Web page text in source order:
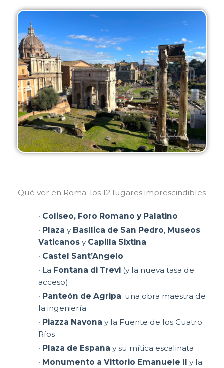
Qué ver en Roma: los 12 lugares imprescindibles
• Coliseo, Foro Romano y Palatino
• Plaza y Basílica de San Pedro, Museos
Vaticanos y Capilla Sixtina
• Castel Sant’Angelo
• La Fontana di Trevi (y la nueva tasa de
acceso)
• Panteón de Agripa: una obra maestra de
la ingeniería
• Piazza Navona y la Fuente de los Cuatro
Ríos
• Plaza de España y su mítica escalinata
• Monumento a Vittorio Emanuele II
y la